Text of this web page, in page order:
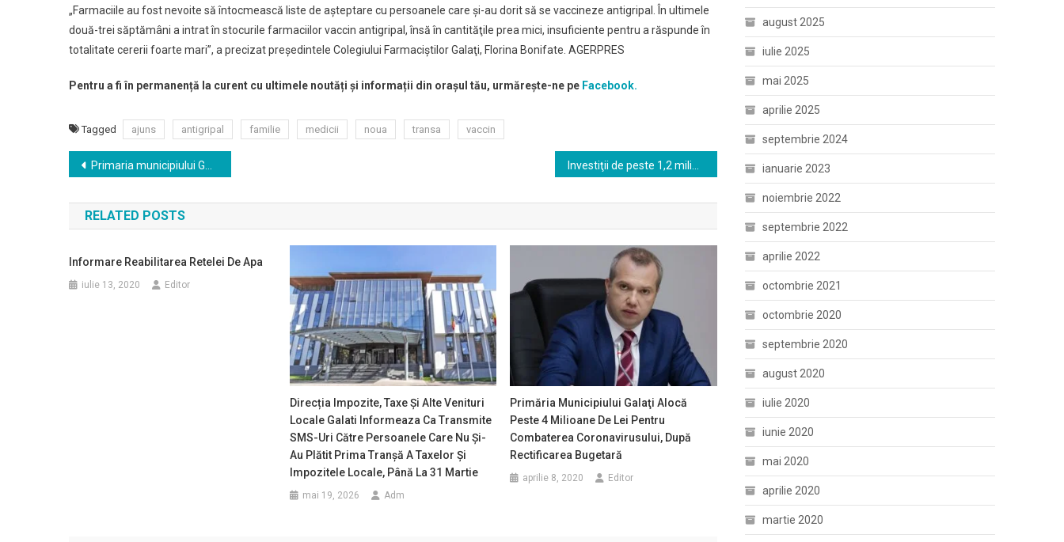
„Farmaciile au fost nevoite să întocmească liste de aşteptare cu persoanele care şi-au dorit să se vaccineze antigripal. În ultimele
două-trei săptămâni a intrat în stocurile farmaciilor vaccin antigripal, însă în cantităţile prea mici, insuficiente pentru a răspunde în
totalitate cererii foarte mari”, a precizat preşedintele Colegiului Farmaciştilor Galaţi, Florina Bonifate. AGERPRES
Pentru a fi în permanență la curent cu ultimele noutăți și informații din orașul tău, urmărește-ne pe Facebook.
Tagged ajuns antigripal familie medicii noua transa vaccin
Navigare
în
articole
Primaria municipiului Galati organizeaza concurs de recrutare pentru ocuparea unei functii publice de executie vacante din cadrul aparatului de specialitate: Consilier, clasa I, grad asistent – Biroul Informatizare
RELATED POSTS
Informare Reabilitarea Retelei De Apa
iulie 13, 2020 Editor
Direcția Impozite, Taxe Și Alte Venituri
Locale Galati Informeaza Ca Transmite
SMS-Uri Către Persoanele Care Nu Și-
Au Plătit Prima Tranșă A Taxelor Și
Impozitele Locale, Până La 31 Martie
mai 19, 2026 Adm
Primăria Municipiului Galaţi Alocă
Peste 4 Milioane De Lei Pentru
Combaterea Coronavirusului, După
Rectificarea Bugetară
aprilie 8, 2020 Editor
august 2025
iulie 2025
mai 2025
aprilie 2025
septembrie 2024
ianuarie 2023
noiembrie 2022
septembrie 2022
aprilie 2022
octombrie 2021
octombrie 2020
septembrie 2020
august 2020
iulie 2020
iunie 2020
mai 2020
aprilie 2020
martie 2020